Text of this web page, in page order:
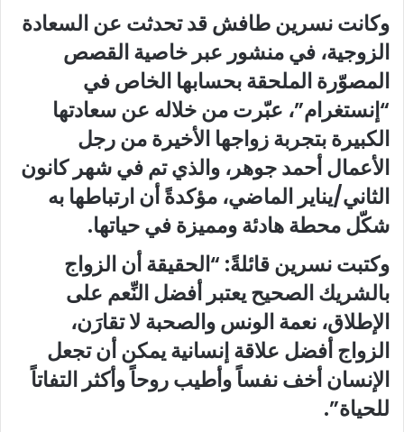
وكانت نسرين طافش قد تحدثت عن السعادة
الزوجية، في منشور عبر خاصية القصص
المصوّرة الملحقة بحسابها الخاص في
“إنستغرام”، عبّرت من خلاله عن سعادتها
الكبيرة بتجربة زواجها الأخيرة من رجل
الأعمال أحمد جوهر، والذي تم في شهر كانون
الثاني/يناير الماضي، مؤكدةً أن ارتباطها به
شكّل محطة هادئة ومميزة في حياتها.
وكتبت نسرين قائلةً: “الحقيقة أن الزواج
بالشريك الصحيح يعتبر أفضل النِّعم على
الإطلاق، نعمة الونس والصحبة لا تقارَن،
الزواج أفضل علاقة إنسانية يمكن أن تجعل
الإنسان أخف نفساً وأطيب روحاً وأكثر التفاتاً
للحياة”.